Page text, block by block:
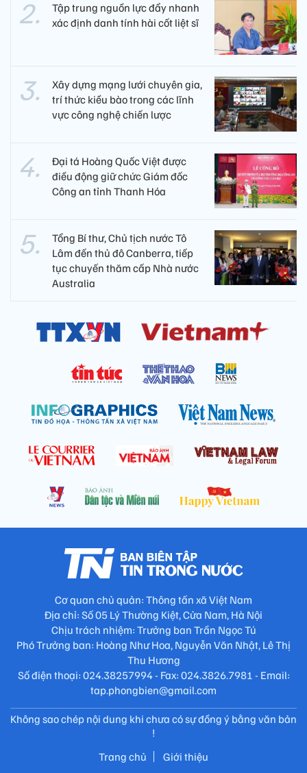
Tập trung nguồn lực đẩy nhanh
xác định danh tính hài cốt liệt sĩ
Xây dựng mạng lưới chuyên gia,
trí thức kiều bào trong các lĩnh
vực công nghệ chiến lược
Đại tá Hoàng Quốc Việt được
điều động giữ chức Giám đốc
Công an tỉnh Thanh Hóa
Tổng Bí thư, Chủ tịch nước Tô
Lâm đến thủ đô Canberra, tiếp
tục chuyến thăm cấp Nhà nước
Australia
Cơ quan chủ quản: Thông tấn xã Việt Nam
Địa chỉ: Số 05 Lý Thường Kiệt, Cửa Nam, Hà Nội
Chịu trách nhiệm: Trưởng ban Trần Ngọc Tú
Phó Trưởng ban: Hoàng Như Hoa, Nguyễn Văn Nhật, Lê Thị
Thu Hương
Số điện thoại: 024.38257994 - Fax: 024.3826.7981 - Email:
tap.phongbien@gmail.com
Không sao chép nội dung khi chưa có sự đồng ý bằng văn bản
!
Trang chủ
Giới thiệu